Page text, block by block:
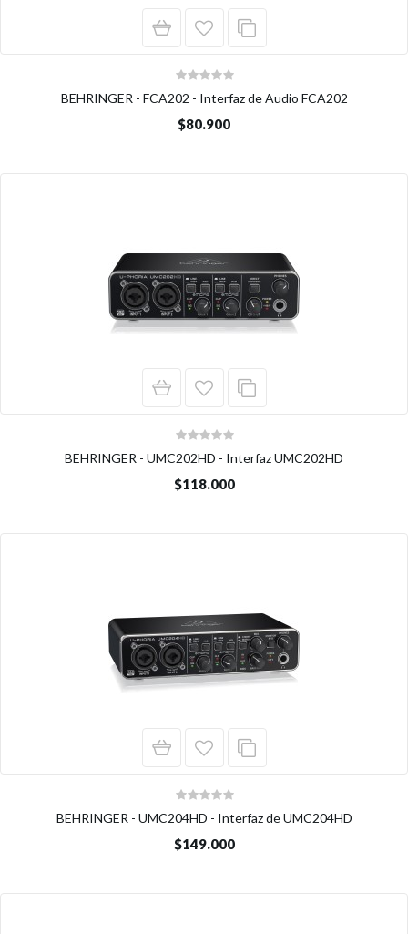
BEHRINGER - FCA202 - Interfaz de Audio FCA202
$80.900
BEHRINGER - UMC202HD - Interfaz UMC202HD
$118.000
BEHRINGER - UMC204HD - Interfaz de UMC204HD
$149.000